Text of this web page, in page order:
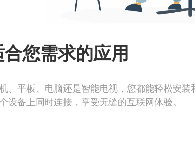
您需求的应用
平板、电脑还是智能电视，您都能轻松安装
设备上同时连接，享受无缝的互联网体验。